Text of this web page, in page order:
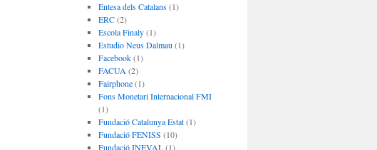
Entesa dels Catalans(1)
ERC(2)
Escola Finaly(1)
Estudio Neus Dalmau (1)
Facebook(1)
FACUA (2)
Fairphone(1)
Fons Monetari Internacional FMI
(1)
Fundació Catalunya Estat(1)
Fundació FENISS (10)
Fundació INEVAL(1)